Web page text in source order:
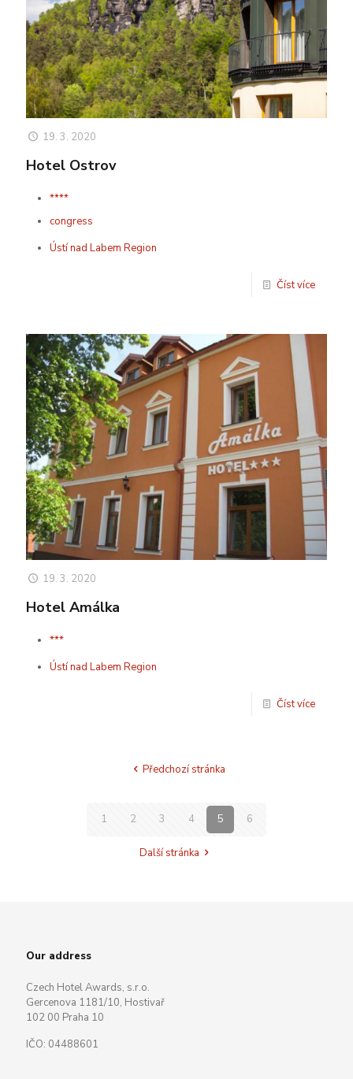
19. 3. 2020
Hotel Ostrov
****
congress
Ústí nad Labem Region
Číst více
19. 3. 2020
Hotel Amálka
***
Ústí nad Labem Region
Číst více
Předchozí stránka
1 2 3 4 5 6
Další stránka
Our address
Czech Hotel Awards, s.r.o.
Gercenova 1181/10, Hostivař
102 00 Praha 10
IČO: 04488601